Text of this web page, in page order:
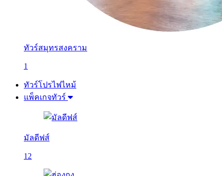
ทัวร์สมุทรสงคราม
1
ทัวร์โปรไฟไหม้
แพ็คเกจทัวร์
มัลดีฟส์
12